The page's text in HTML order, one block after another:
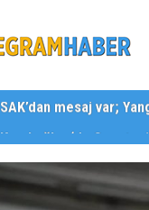
Karabağlar ‘da